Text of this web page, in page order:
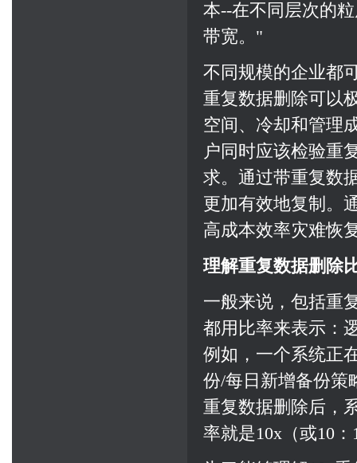
本--在不同层次的
带宽。"
不同规模的企业都
重复数据删除可以
空间、冷却和管理
户同时应该检验重
求。通过带重复数
更加有效地复制。
高成本效率灾难恢
理解重复数据删除
一般来说，包括重
都用比率来表示：
例如，一个系统正
份/每日新增备份策
重复数据删除后，
率就是10x（或10：